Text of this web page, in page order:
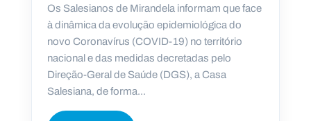
Os Salesianos de Mirandela informam que face
à dinâmica da evolução epidemiológica do
novo Coronavírus (COVID-19) no território
nacional e das medidas decretadas pelo
Direção-Geral de Saúde (DGS), a Casa
Salesiana, de forma...
A
I
N
L
S
a
l
e